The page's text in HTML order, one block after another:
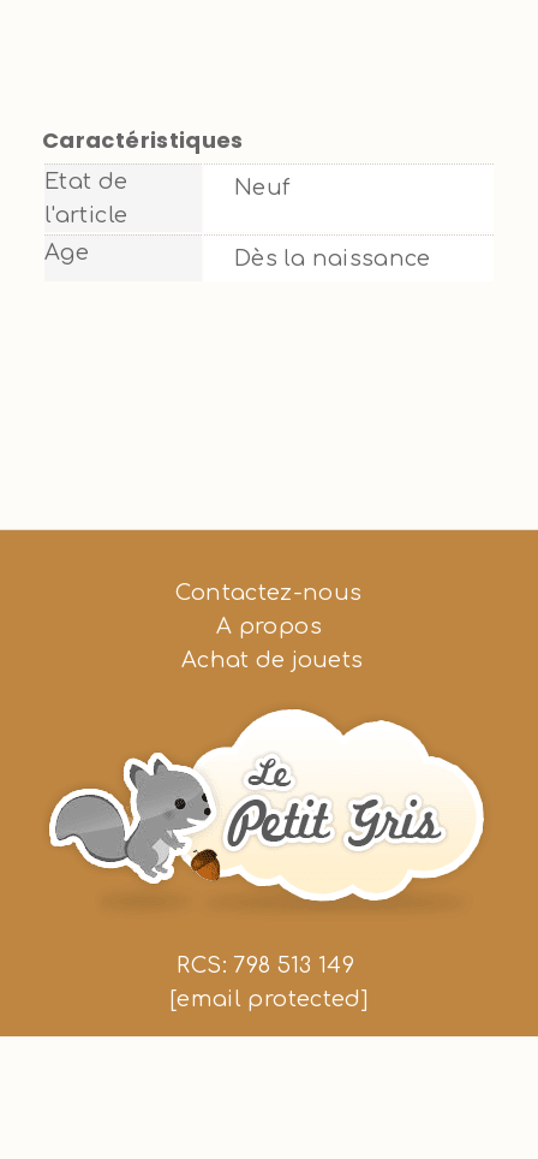
Caractéristiques
Etat de
l'article
Neuf
Age Dès la naissance
Contactez-nous
A propos
Achat de jouets
RCS: 798 513 149
[email protected]